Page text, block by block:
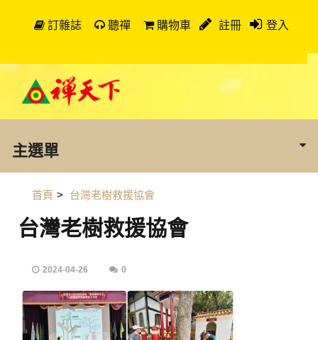
訂雜誌 聽禪 購物車 註冊 登入
主選單
首頁 > 台灣老樹救援協會
台灣老樹救援協會
2024-04-26 0